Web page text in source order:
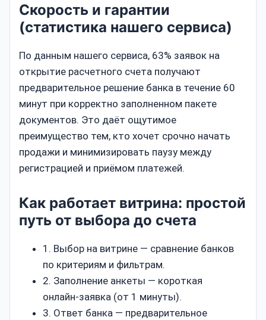
Скорость и гарантии
(статистика нашего сервиса)
По данным нашего сервиса, 63% заявок на
открытие расчетного счета получают
предварительное решение банка в течение 60
минут при корректно заполненном пакете
документов. Это даёт ощутимое
преимущество тем, кто хочет срочно начать
продажи и минимизировать паузу между
регистрацией и приёмом платежей.
Как работает витрина: простой
путь от выбора до счета
1. Выбор на витрине — сравнение банков
по критериям и фильтрам.
2. Заполнение анкеты — короткая
онлайн‑заявка (от 1 минуты).
3. Ответ банка — предварительное